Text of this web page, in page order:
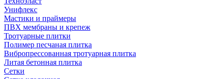
Унифлекс
Мастики и праймеры
ПВХ мембраны и крепеж
Тротуарные плитки
Полимер песчаная плитка
Вибропрессованная тротуарная плитка
Литая бетонная плитка
Сетки